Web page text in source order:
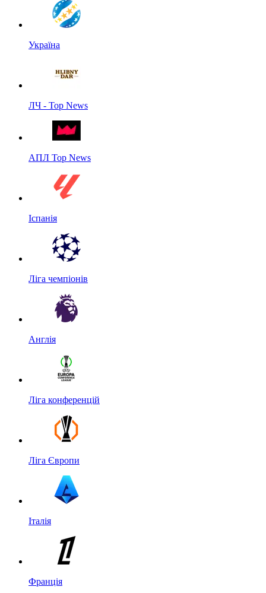
Україна
ЛЧ - Top News
АПЛ Top News
Іспанія
Ліга чемпіонів
Англія
Ліга конференцій
Ліга Європи
Італія
Франція